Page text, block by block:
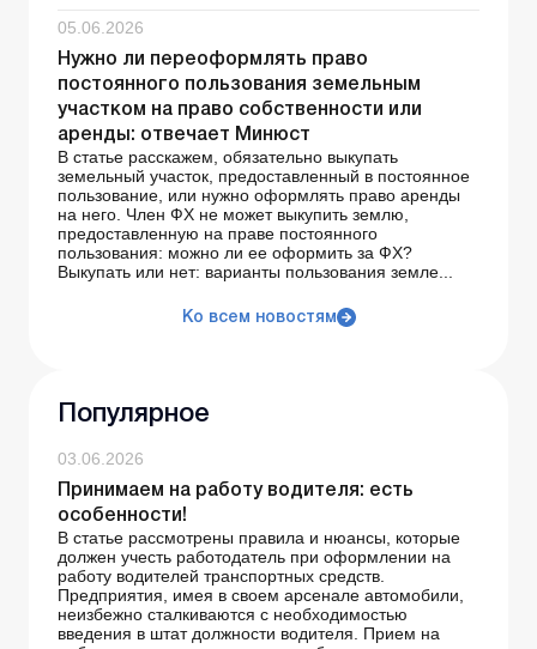
05.06.2026
Нужно ли переоформлять право
постоянного пользования земельным
участком на право собственности или
аренды: отвечает Минюст
В статье расскажем, обязательно выкупать
земельный участок, предоставленный в постоянное
пользование, или нужно оформлять право аренды
на него. Член ФХ не может выкупить землю,
предоставленную на праве постоянного
пользования: можно ли ее оформить за ФХ?
Выкупать или нет: варианты пользования земле...
Ко всем новостям
Популярное
03.06.2026
Принимаем на работу водителя: есть
особенности!
В статье рассмотрены правила и нюансы, которые
должен учесть работодатель при оформлении на
работу водителей транспортных средств.
Предприятия, имея в своем арсенале автомобили,
неизбежно сталкиваются с необходимостью
введения в штат должности водителя. Прием на